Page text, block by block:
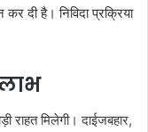
दी है। निविदा प्रक्रिया
राहत मिलेगी। दाईजबहार,